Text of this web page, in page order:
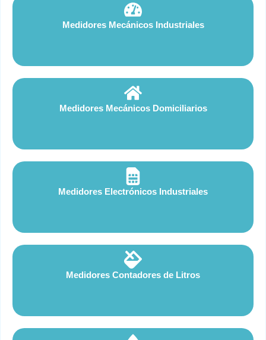
Medidores Mecánicos Industriales
Medidores Mecánicos Domiciliarios
Medidores Electrónicos Industriales
Medidores Contadores de Litros